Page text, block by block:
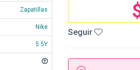
Zapatillas
Nike
5.5Y
Seguir